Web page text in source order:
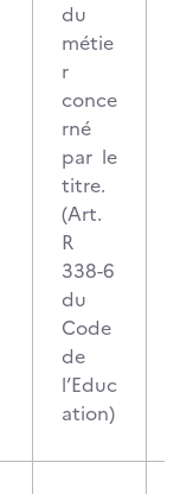
du
métie
r
conce
rné
par le
titre.
(Art.
R
338-6
du
Code
de
l’Educ
ation)